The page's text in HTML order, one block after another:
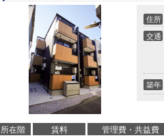
住所
交通
築年
所在階 賃料 管理費・共益費